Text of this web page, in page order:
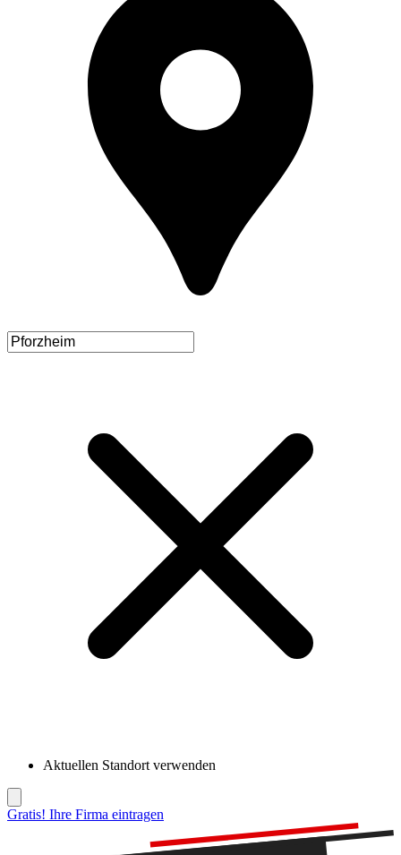
Aktuellen Standort verwenden
Gratis! Ihre Firma eintragen